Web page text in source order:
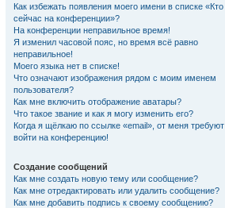
Как избежать появления моего имени в списке «Кто
сейчас на конференции»?
На конференции неправильное время!
Я изменил часовой пояс, но время всё равно
неправильное!
Моего языка нет в списке!
Что означают изображения рядом с моим именем
пользователя?
Как мне включить отображение аватары?
Что такое звание и как я могу изменить его?
Когда я щёлкаю по ссылке «email», от меня требуют
войти на конференцию!
Создание сообщений
Как мне создать новую тему или сообщение?
Как мне отредактировать или удалить сообщение?
Как мне добавить подпись к своему сообщению?